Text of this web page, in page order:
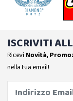
ISCRIVITI
Ricevi Novità,
nella tua email!